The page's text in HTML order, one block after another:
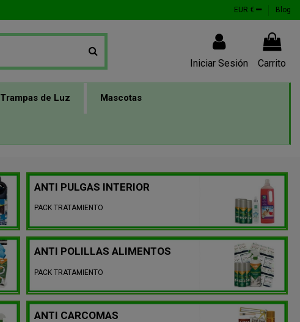
EUR € Blog
Iniciar Sesión Carrito
Trampas de Luz Mascotas
ANTI PULGAS INTERIOR
PACK TRATAMIENTO
ANTI POLILLAS ALIMENTOS
PACK TRATAMIENTO
ANTI CARCOMAS